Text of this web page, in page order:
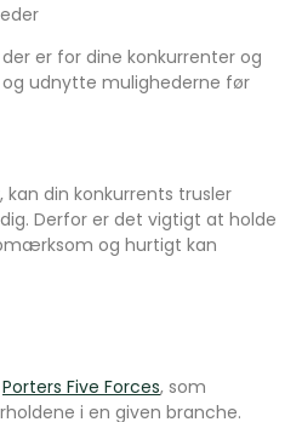
er for dine konkurrenter og
og udnytte mulighederne før
din konkurrents trusler
Derfor er det vigtigt at holde
og hurtigt kan
Porters Five Forces, som
i en given branche.